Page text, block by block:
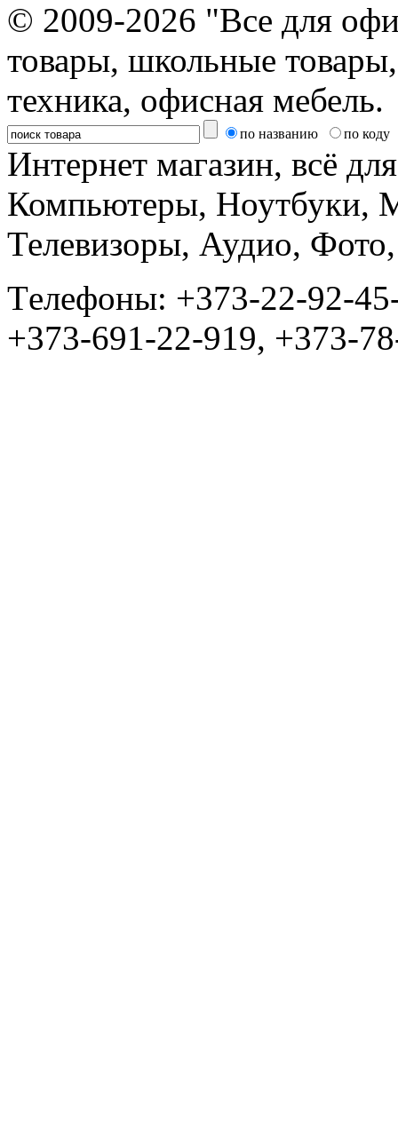
© 2009-2026 "Все для
товары, школьные
техника, офисная мебель.
по названию по коду
Интернет магазин, всё
Компьютеры, Ноутбуки,
Телевизоры, Аудио,
Tелефоны: +373-22-92-
+373-691-22-919, +373-